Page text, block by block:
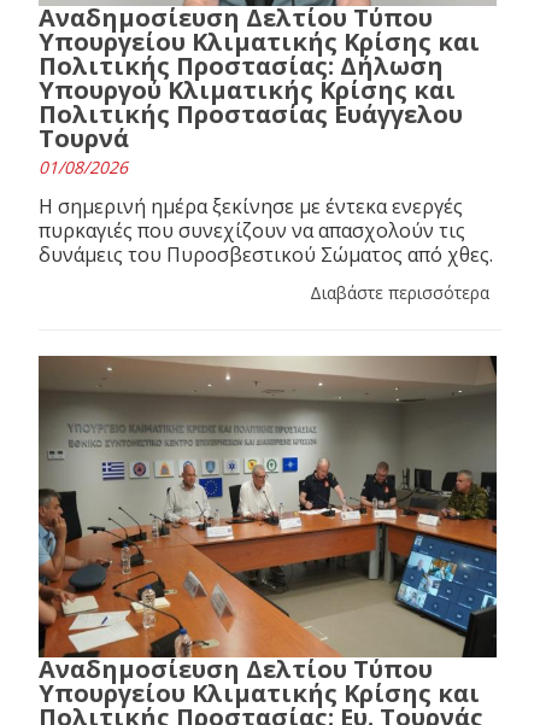
Αναδημοσίευση Δελτίου Τύπου
Υπουργείου Κλιματικής Κρίσης και
Πολιτικής Προστασίας: Δήλωση
Υπουργού Κλιματικής Κρίσης και
Πολιτικής Προστασίας Ευάγγελου
Τουρνά
01/08/2026
Η σημερινή ημέρα ξεκίνησε με έντεκα ενεργές
πυρκαγιές που συνεχίζουν να απασχολούν τις
δυνάμεις του Πυροσβεστικού Σώματος από χθες.
Διαβάστε περισσότερα
Αναδημοσίευση Δελτίου Τύπου
Υπουργείου Κλιματικής Κρίσης και
Πολιτικής Προστασίας: Ευ. Τουρνάς